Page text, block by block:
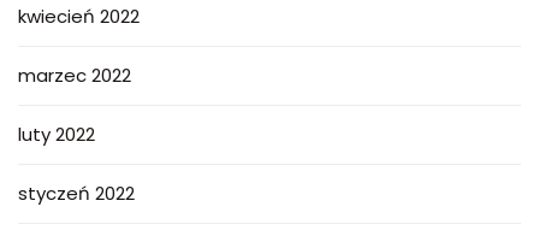
kwiecień 2022
marzec 2022
luty 2022
styczeń 2022